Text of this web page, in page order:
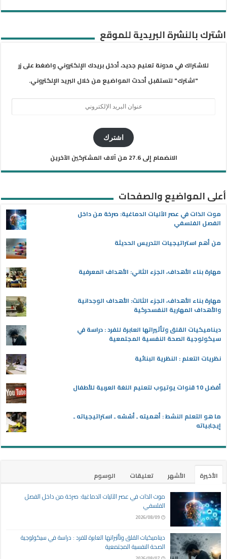
اشترك بالنشرة البريدية للموقع
للاشتراك في مدونة تعليم جديد، أدخل بريدك الإلكتروني واضغط على زر
"اشترك" لتستقبل أحدث المواضيع من خلال البريد الإلكتروني.
اشترك
الانضمام إلى 27.6 من آلاف المشتركين الآخرين
أعلى المواضيع والصفحات
موت الذات في عصر الآليات الدماغية: صرخة من داخل
الفصل الفلسفي
من أهم استراتيجيات التدريس الحديثة
مهارة بناء الأهداف، الجزء الثاني: الأهداف المعرفية
مهارة بناء الأهداف، الجزء الثالث: الأهداف الوجدانية
والأهداف المهارية النفسحركية
ديناميكيات القلق وتأثيراتها العابرة للفرد : دراسة في
سيكولوجية الصحة النفسية المجتمعية
نظريات التعلم : النظرية البنائية
أفضل 10 قنوات يوتيوب لتعليم اللغة العربية للأطفال
ما هو التعلم النشط : أهميته ـ أسُسُه ـ استراتيجياته ـ
إيجابياته
الأخيرة الأشهر تعليقات
الوسوم
موت الذات في عصر الآليات الدماغية: صرخة من داخل الفصل
الفلسفي
2026/08/09
ديناميكيات القلق وتأثيراتها العابرة للفرد : دراسة في سيكولوجية
الصحة النفسية المجتمعية